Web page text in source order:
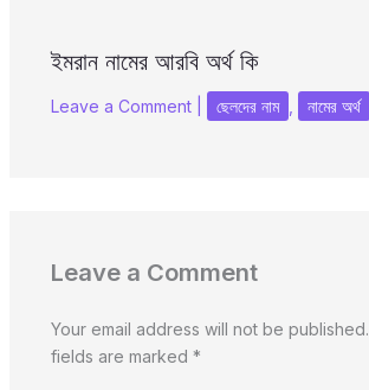
ইমরান নামের আরবি অর্থ কি
Leave a Comment ছেলদের নাম নামের অর্থ
Leave a Comment
Your email address will not be published.
fields are marked *